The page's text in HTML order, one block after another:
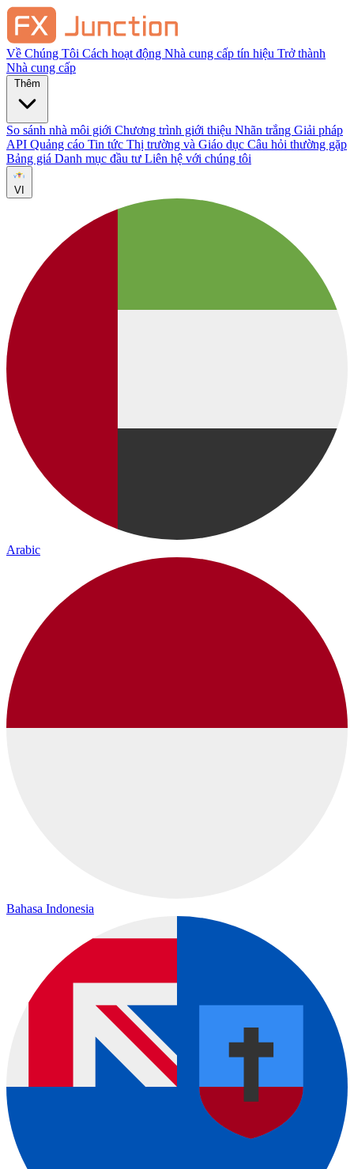
Về Chúng Tôi Cách hoạt động Nhà cung cấp tín hiệu Trở thành
Nhà cung cấp
So sánh nhà môi giới Chương trình giới thiệu Nhãn trắng Giải pháp
API Quảng cáo Tin tức Thị trường và Giáo dục Câu hỏi thường gặp
Bảng giá Danh mục đầu tư Liên hệ với chúng tôi
VI
Arabic
Bahasa Indonesia